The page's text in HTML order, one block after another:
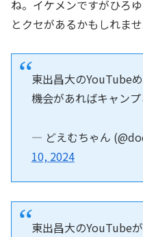
ね。イケメンですがひろ
とクセがあるかもしれませ
東出昌大のYouTube
機会があればキャン
— どえむちゃん
10, 2024
東出昌大のYouTube